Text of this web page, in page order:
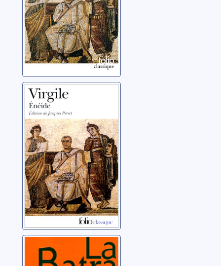
Les Géorgiques
Virgile (0070-0019 av.
J.-C.)
Batrachomyomachie